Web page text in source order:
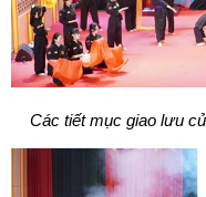
Các tiết mục giao lưu